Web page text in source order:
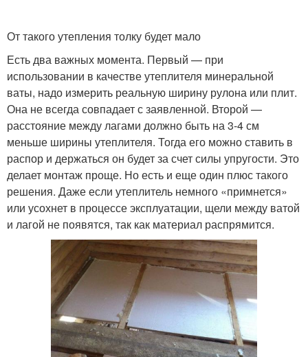
От такого утепления толку будет мало
Есть два важных момента. Первый — при
использовании в качестве утеплителя минеральной
ваты, надо измерить реальную ширину рулона или плит.
Она не всегда совпадает с заявленной. Второй —
расстояние между лагами должно быть на 3-4 см
меньше ширины утеплителя. Тогда его можно ставить в
распор и держаться он будет за счет силы упругости. Это
делает монтаж проще. Но есть и еще один плюс такого
решения. Даже если утеплитель немного «примнется»
или усохнет в процессе эксплуатации, щели между ватой
и лагой не появятся, так как материал распрямится.